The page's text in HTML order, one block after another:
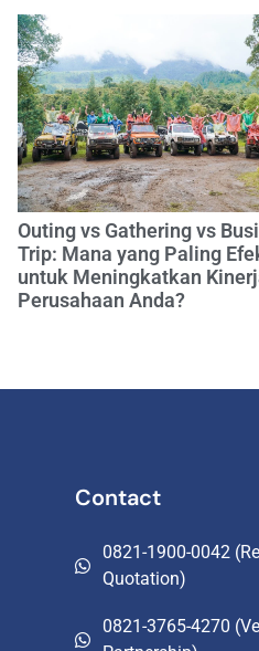
Outing vs Gathering vs
Trip: Mana yang Paling
untuk Meningkatkan
Perusahaan Anda?
Contact
0821-1900-0042
Quotation)
0821-3765-4270